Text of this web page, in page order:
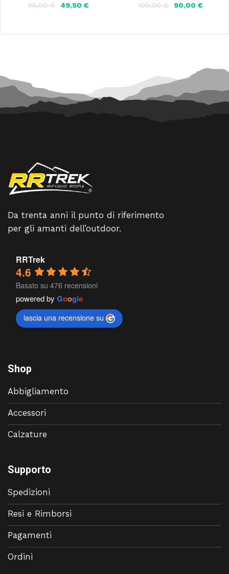
55,00€
Il
55,00 €.
49,50 €Il
49,50 €.
100,00€
Il
100,00 €.
90,00 €Il
90,00
Da trenta anni il punto di riferimento
per gli amanti dell’outdoor.
RRTrek
4.6
Basato su 476 recensioni
powered by Google
lascia una recensione su
Shop
Abbigliamento
Accessori
Calzature
Supporto
Spedizioni
Resi e Rimborsi
Pagamenti
Ordini